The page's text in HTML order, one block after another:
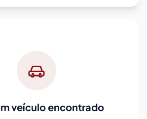
veículo encontrado